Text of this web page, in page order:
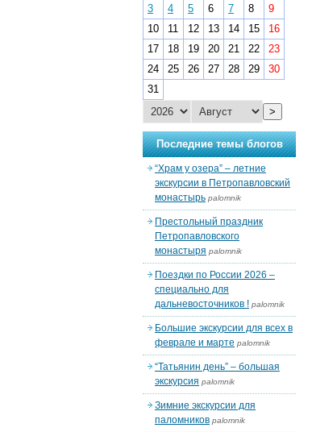
3
4 5 6 7 8
9
10
11 12 13 14 15
16
17
18 19 20 21 22
23
24
25 26 27 28 29
30
31
>
Последние темы блогов
“Храм у озера” – летние
экскурсии в Петропавловский
монастырь palomnik
Престольный праздник
Петропавловского
монастыря palomnik
Поездки по России 2026 –
специально для
дальневосточников ! palomnik
Большие экскурсии для всех в
феврале и марте palomnik
“Татьянин день” – большая
экскурсия palomnik
Зимние экскурсии для
паломников palomnik